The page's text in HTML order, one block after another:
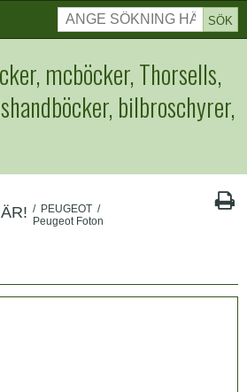
SÖK
mcböcker, Thorsells,
bilbroschyrer,
/ PEUGEOT /
Peugeot Foton